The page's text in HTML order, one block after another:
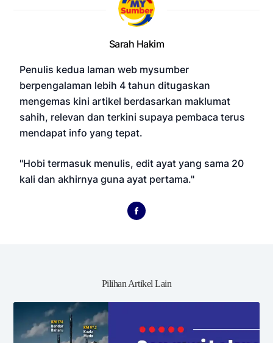
Sarah Hakim
Penulis kedua laman web mysumber
berpengalaman lebih 4 tahun ditugaskan
mengemas kini artikel berdasarkan maklumat
sahih, relevan dan terkini supaya pembaca terus
mendapat info yang tepat.
"Hobi termasuk menulis, edit ayat yang sama 20
kali dan akhirnya guna ayat pertama."
Pilihan Artikel Lain